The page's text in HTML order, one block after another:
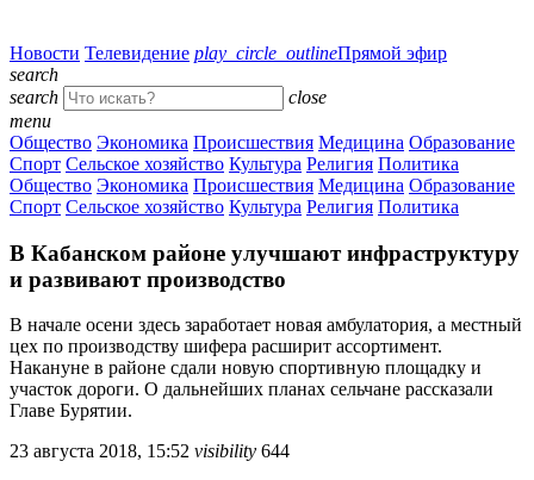
Новости Телевидение play_circle_outlineПрямой эфир
search
search
close
menu
Общество Экономика Происшествия Медицина Образование
Спорт Сельское хозяйство Культура Религия Политика
Общество Экономика Происшествия Медицина Образование
Спорт Сельское хозяйство Культура Религия Политика
В Кабанском районе улучшают инфраструктуру
и развивают производство
В начале осени здесь заработает новая амбулатория, а местный
цех по производству шифера расширит ассортимент.
Накануне в районе сдали новую спортивную площадку и
участок дороги. О дальнейших планах сельчане рассказали
Главе Бурятии.
23 августа 2018, 15:52 visibility 644